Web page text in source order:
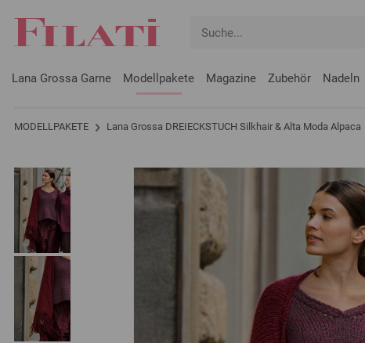
Lana Grossa Garne Modellpakete Magazine Zubehör Nadeln
MODELLPAKETE Lana Grossa DREIECKSTUCH Silkhair & Alta Moda Alpaca